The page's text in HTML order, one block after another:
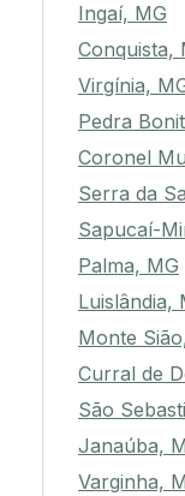
Ingaí, MG
Conquista,
Virgínia,
Pedra
Coronel
Serra da
Sapucaí-
Palma, MG
Luislândia,
Monte
Curral de
São
Janaúba,
Varginha,